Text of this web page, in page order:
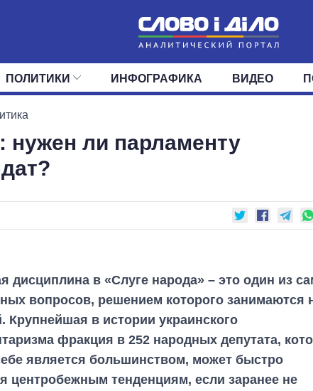
ПОЛИТИКА ЭКОНОМИКА ОБЩЕСТВО
ПОЛИТИКИ
И ОФИС
ДЕПУТАТЫ КОМИТЕТЫ ФРАКЦИИ
ИНФОГРАФИКА ВИДЕО
нужен ли парламенту
дисциплина в «Слуге народа» – это один из
вопросов, решением которого занимаются
Крупнейшая в истории украинского
фракция в 252 народных депутата,
является большинством, может быстро
центробежным тенденциям, если заранее не